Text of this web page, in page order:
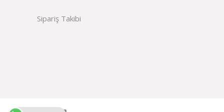
Sipariş Takibi